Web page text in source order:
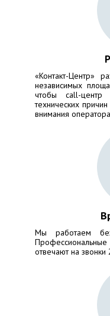
«Контакт-Центр»
независимых
чтобы call-
технических
внимания
Мы работаем
отвечают на звонки